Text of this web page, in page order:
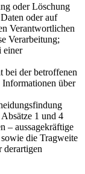
oder Löschung
oder auf
Verantwortlichen
Verarbeitung;
einer
bei der betroffenen
Informationen über
1 und 4
– aussagekräftige
die Tragweite
derartigen